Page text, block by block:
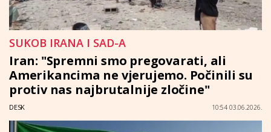
SUKOB IRANA I SAD-A
Iran: "Spremni smo pregovarati, ali
Amerikancima ne vjerujemo. Počinili su
protiv nas najbrutalnije zločine"
DESK 10:54 03.06.2026.